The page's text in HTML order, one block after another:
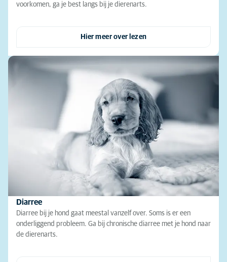
voorkomen, ga je best langs bij je dierenarts.
Hier meer over lezen
Diarree
Diarree bij je hond gaat meestal vanzelf over. Soms is er een
onderliggend probleem. Ga bij chronische diarree met je hond naar
de dierenarts.